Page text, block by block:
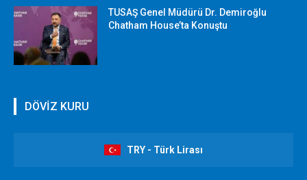
TUSAŞ Genel Müdürü Dr. Demiroğlu
Chatham House’ta Konuştu
DÖVİZ KURU
TRY - Türk Lirası